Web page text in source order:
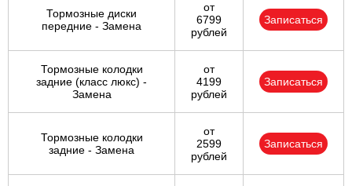
Тормозные диски
передние - Замена
от
6799
рублей
Записаться
Тормозные колодки
задние (класс люкс) -
Замена
от
4199
рублей
Записаться
Тормозные колодки
задние - Замена
от
2599
рублей
Записаться